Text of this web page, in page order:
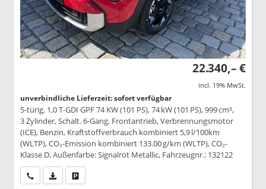
22.340,– €
incl. 19% MwSt.
unverbindliche Lieferzeit: sofort verfügbar
5-türig, 1,0 T-GDI GPF 74 KW (101 PS), 74 kW (101 PS), 999 cm³,
3 Zylinder, Schalt. 6-Gang, Frontantrieb, Verbrennungsmotor
(ICE), Benzin, Kraftstoffverbrauch kombiniert 5,9 l/100km
(WLTP), CO₂-Emission kombiniert 133.00 g/km (WLTP), CO₂-
Klasse D, Außenfarbe: Signalrot Metallic, Fahrzeugnr.: 132122
Wir rufen Sie anPDF-Datei, Fahrzeugexposé drucken